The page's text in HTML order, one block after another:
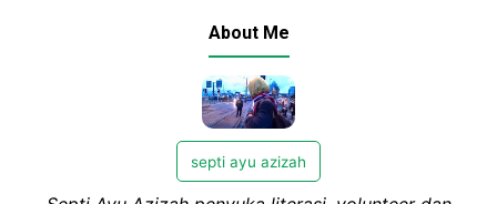
About Me
septi ayu azizah